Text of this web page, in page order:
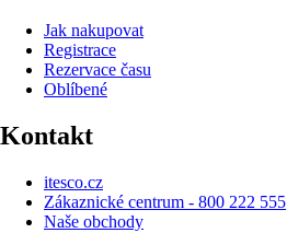
Jak nakupovat
Registrace
Rezervace času
Oblíbené
Kontakt
itesco.cz
Zákaznické centrum - 800 222 555
Naše obchody